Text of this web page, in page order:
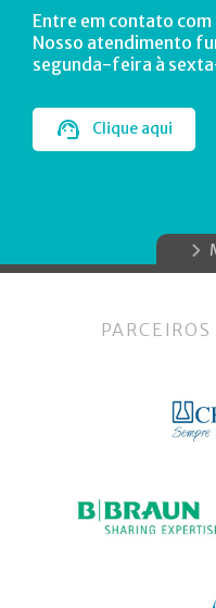
Entre em contato com
Nosso atendimento
segunda-feira à
Clique aqui